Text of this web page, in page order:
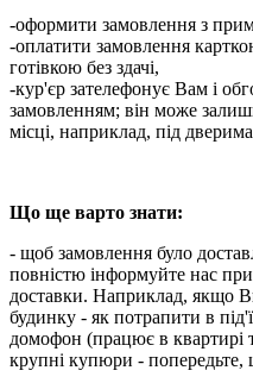
-оформити замовлення з
-оплатити замовлення
готівкою без здачі,
-кур'єр зателефонує Вам і
замовленням; він може
місці, наприклад, під
Що ще варто знати:
- щоб замовлення було
повністю інформуйте нас
доставки. Наприклад, якщо
будинку - як потрапити в
домофон (працює в квартирі
крупні купюри - попередьте,